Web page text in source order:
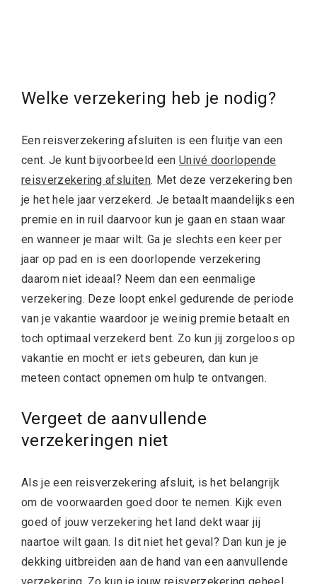
Welke verzekering heb je nodig?
Een reisverzekering afsluiten is een fluitje van een
cent. Je kunt bijvoorbeeld een Univé doorlopende
reisverzekering afsluiten. Met deze verzekering ben
je het hele jaar verzekerd. Je betaalt maandelijks een
premie en in ruil daarvoor kun je gaan en staan waar
en wanneer je maar wilt. Ga je slechts een keer per
jaar op pad en is een doorlopende verzekering
daarom niet ideaal? Neem dan een eenmalige
verzekering. Deze loopt enkel gedurende de periode
van je vakantie waardoor je weinig premie betaalt en
toch optimaal verzekerd bent. Zo kun jij zorgeloos op
vakantie en mocht er iets gebeuren, dan kun je
meteen contact opnemen om hulp te ontvangen.
Vergeet de aanvullende
verzekeringen niet
Als je een reisverzekering afsluit, is het belangrijk
om de voorwaarden goed door te nemen. Kijk even
goed of jouw verzekering het land dekt waar jij
naartoe wilt gaan. Is dit niet het geval? Dan kun je je
dekking uitbreiden aan de hand van een aanvullende